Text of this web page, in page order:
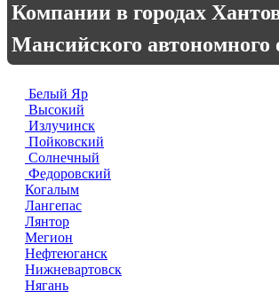
Компании в городах
Мансийского автономного
Белый Яр
Высокий
Излучинск
Пойковский
Солнечный
Федоровский
Когалым
Лангепас
Лянтор
Мегион
Нефтеюганск
Нижневартовск
Нягань